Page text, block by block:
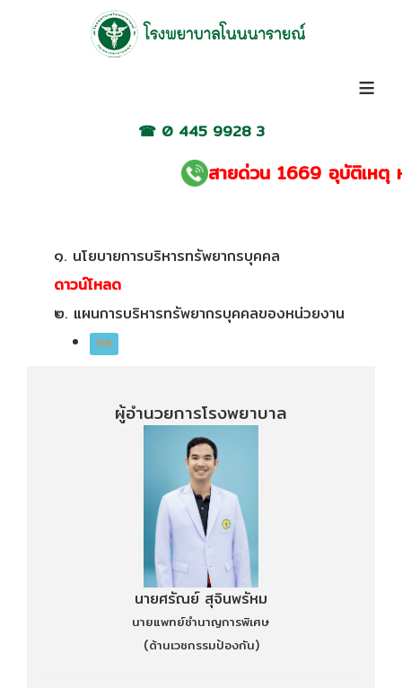
≡
☎ 0 445 9928 3
สายด่วน 1669 อุบัติเหตุ ห
๑. นโยบายการบริหารทรัพยากรบุคคล
ดาวน์โหลด
๒. แผนการบริหารทรัพยากรบุคคลของหน่วยงาน
ITA
ผู้อำนวยการโรงพยาบาล
นายศรัณย์ สุจินพรัหม
นายแพทย์ชำนาญการพิเศษ
(ด้านเวชกรรมป้องกัน)